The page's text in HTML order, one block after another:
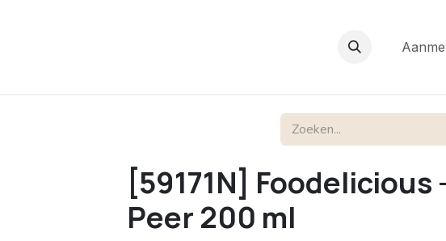
[59171N] Foodelicious
Peer 200 ml